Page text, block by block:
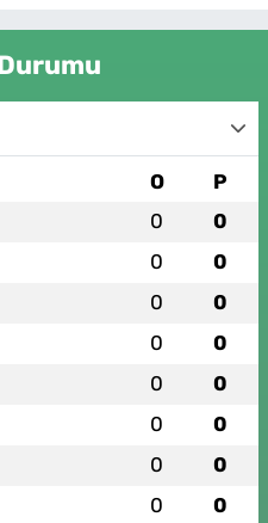
O P
0 0
0 0
0 0
0 0
0 0
0 0
0 0
0 0